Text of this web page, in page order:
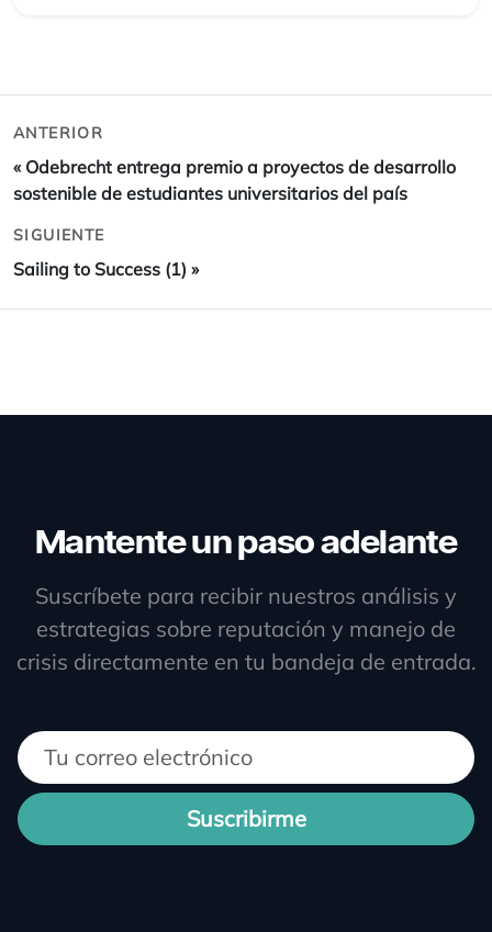
ANTERIOR
« Odebrecht entrega premio a proyectos de desarrollo
sostenible de estudiantes universitarios del país
SIGUIENTE
Sailing to Success (1) »
Mantente un paso adelante
Suscríbete para recibir nuestros análisis y
estrategias sobre reputación y manejo de
crisis directamente en tu bandeja de entrada.
Suscribirme